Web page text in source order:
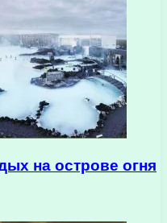
на острове огня